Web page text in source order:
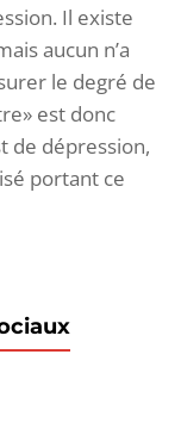
Il existe
aucun n’a
le degré de
est donc
de dépression,
portant ce